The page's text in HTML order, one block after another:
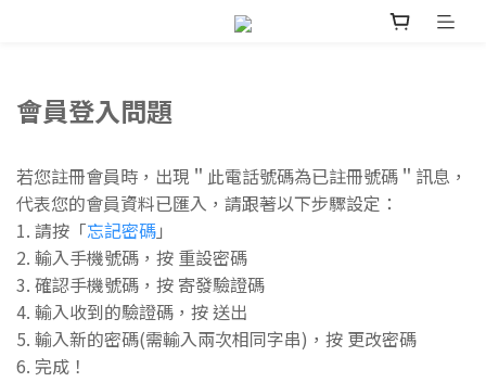
會員登入問題
若您註冊會員時，出現＂此電話號碼為已註冊號碼＂訊息，
代表您的會員資料已匯入，請跟著以下步驟設定：
1. 請按「忘記密碼」
2. 輸入手機號碼，按 重設密碼
3. 確認手機號碼，按 寄發驗證碼
4. 輸入收到的驗證碼，按 送出
5. 輸入新的密碼(需輸入兩次相同字串)，按 更改密碼
6. 完成！